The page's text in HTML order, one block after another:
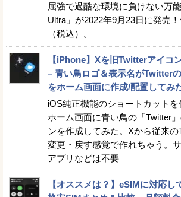
屈強で過酷な環境に負けない万
Ultra」が2022年9月23日に発売
（税込）。
【iPhone】Xを旧Twitterアイコ
– 青い鳥ロゴ＆表示名がTwitter
をホーム画面に作成/配置してみ
iOS純正機能のショートカット
ホーム画面に青い鳥の「Twitter
ンを作成してみた。Xから従来の
変更・戻す感覚で作れちゃう。
アプリなどは不要
【オススメは？】eSIMに対応し